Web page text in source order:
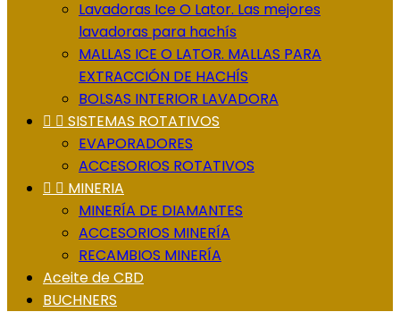
Lavadoras Ice O Lator. Las mejores
lavadoras para hachís
MALLAS ICE O LATOR. MALLAS PARA
EXTRACCIÓN DE HACHÍS
BOLSAS INTERIOR LAVADORA
  SISTEMAS ROTATIVOS
EVAPORADORES
ACCESORIOS ROTATIVOS
  MINERIA
MINERÍA DE DIAMANTES
ACCESORIOS MINERÍA
RECAMBIOS MINERÍA
Aceite de CBD
BUCHNERS